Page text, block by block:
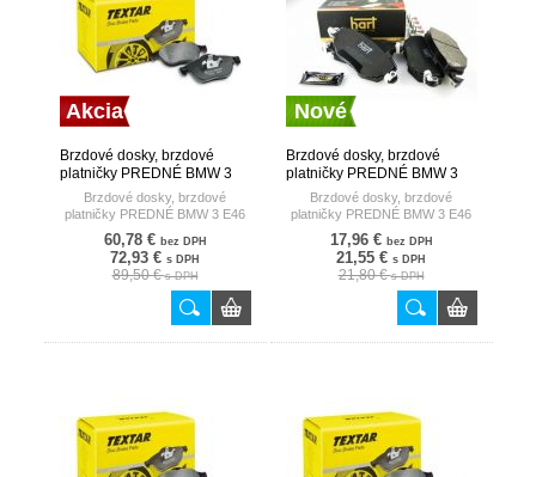
Akcia
Brzdové dosky, brzdové
platničky PREDNÉ BMW 3
E46 98- EPAD TEXTAR
Brzdové dosky, brzdové
platničky PREDNÉ BMW 3 E46
98- EPAD
60,78 € bez DPH
72,93 € s DPH
89,50 €s DPH
Nové
Brzdové dosky, brzdové
platničky PREDNÉ BMW 3
E46 98- HART
Brzdové dosky, brzdové
platničky PREDNÉ BMW 3 E46
98-
17,96 € bez DPH
21,55 € s DPH
21,80 €s DPH